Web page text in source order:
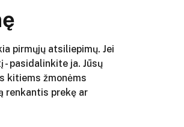
pirmųjų atsiliepimų. Jei
pasidalinkite ja. Jūsų
kitiems žmonėms
renkantis prekę ar